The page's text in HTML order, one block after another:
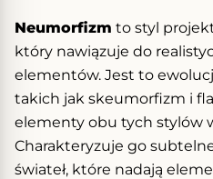
Neumorfizm to styl
który nawiązuje do
elementów. Jest to
takich jak skeumorfizm i
elementy obu tych stylów
Charakteryzuje go
świateł, które nadają